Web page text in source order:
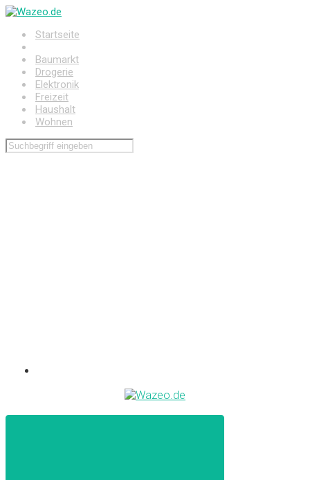
Zum
springenStartseite
Baumarkt
Drogerie
Elektronik
Freizeit
Haushalt
Wohnen